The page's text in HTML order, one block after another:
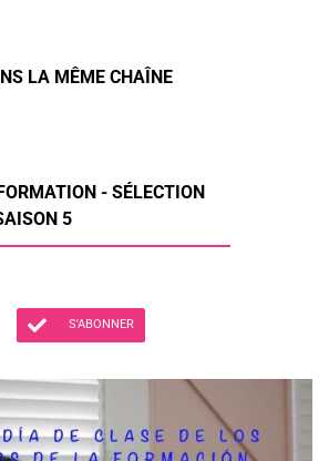
LA MÊME CHAÎNE
- SÉLECTION
5
S'ABONNER